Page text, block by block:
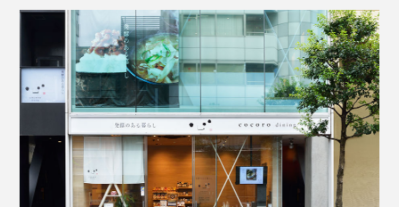
おいしさの秘訣 3.
クセの少ないなたね油で、オイル漬けにすることで、ア
ーモンド粒やフリーズドライしょうゆを湿気から守っ
て、サクサクの食感をキープ。
オイルごとかけることで、汁気のないパンやサラダ、パ
スタ麺、クラッカーとも和えやすいから、いろんな料理
に使えます。